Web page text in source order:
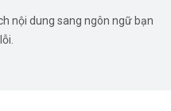
nội dung sang ngôn ngữ bạn